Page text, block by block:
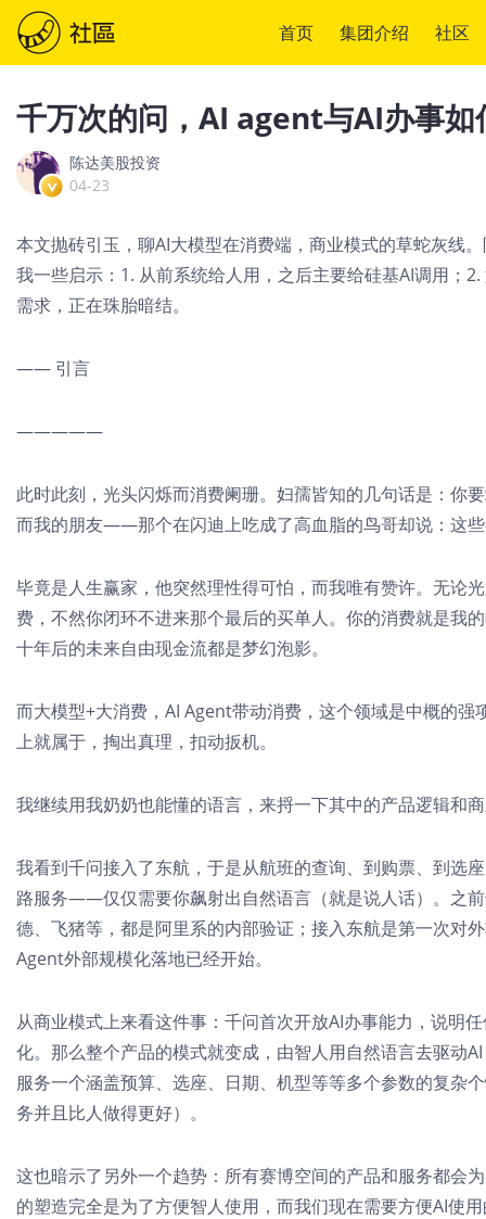
首页 集团介绍 社区
千万次的问，AI agent与AI办事如
陈达美股投资
04-23
本文抛砖引玉，聊AI大模型在消费端，商业模式的草蛇灰线
我一些启示：1. 从前系统给人用，之后主要给硅基AI调用；
需求，正在珠胎暗结。
—— 引言
—————
此时此刻，光头闪烁而消费阑珊。妇孺皆知的几句话是：你
而我的朋友——那个在闪迪上吃成了高血脂的鸟哥却说：这
毕竟是人生赢家，他突然理性得可怕，而我唯有赞许。无论
费，不然你闭环不进来那个最后的买单人。你的消费就是我
十年后的未来自由现金流都是梦幻泡影。
而大模型+大消费，AI Agent带动消费，这个领域是中概的
上就属于，掏出真理，扣动扳机。
我继续用我奶奶也能懂的语言，来捋一下其中的产品逻辑和
我看到千问接入了东航，于是从航班的查询、到购票、到选
路服务——仅仅需要你飙射出自然语言（就是说人话）。之
德、飞猪等，都是阿里系的内部验证；接入东航是第一次对
Agent外部规模化落地已经开始。
从商业模式上来看这件事：千问首次开放AI办事能力，说明
化。那么整个产品的模式就变成，由智人用自然语言去驱动
服务一个涵盖预算、选座、日期、机型等等多个参数的复杂
务并且比人做得更好）。
这也暗示了另外一个趋势：所有赛博空间的产品和服务都会
的塑造完全是为了方便智人使用，而我们现在需要方便AI使